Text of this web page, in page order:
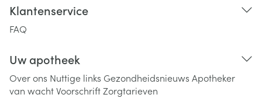
Klantenservice
FAQ
Uw apotheek
Over ons Nuttige links Gezondheidsnieuws Apotheker
van wachtVoorschriftZorgtarieven